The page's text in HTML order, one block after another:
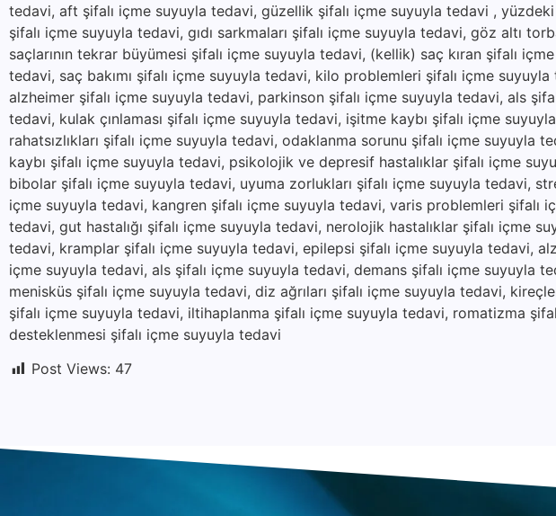
tedavi, aft şifalı içme suyuyla tedavi, güzellik şifalı içme suyuyla tedavi , yüzdeki
şifalı içme suyuyla tedavi, gıdı sarkmaları şifalı içme suyuyla tedavi, göz altı
saçlarının tekrar büyümesi şifalı içme suyuyla tedavi, (kellik) saç kıran şifalı
tedavi, saç bakımı şifalı içme suyuyla tedavi, kilo problemleri şifalı içme
alzheimer şifalı içme suyuyla tedavi, parkinson şifalı içme suyuyla tedavi, als
tedavi, kulak çınlaması şifalı içme suyuyla tedavi, işitme kaybı şifalı içme
rahatsızlıkları şifalı içme suyuyla tedavi, odaklanma sorunu şifalı içme suyuyla
kaybı şifalı içme suyuyla tedavi, psikolojik ve depresif hastalıklar şifalı içme
bibolar şifalı içme suyuyla tedavi, uyuma zorlukları şifalı içme suyuyla tedavi,
içme suyuyla tedavi, kangren şifalı içme suyuyla tedavi, varis problemleri şifalı
tedavi, gut hastalığı şifalı içme suyuyla tedavi, nerolojik hastalıklar şifalı içme
tedavi, kramplar şifalı içme suyuyla tedavi, epilepsi şifalı içme suyuyla tedavi,
içme suyuyla tedavi, als şifalı içme suyuyla tedavi, demans şifalı içme suyuyla
menisküs şifalı içme suyuyla tedavi, diz ağrıları şifalı içme suyuyla tedavi,
şifalı içme suyuyla tedavi, iltihaplanma şifalı içme suyuyla tedavi, romatizma
desteklenmesi şifalı içme suyuyla tedavi
Post Views: 47